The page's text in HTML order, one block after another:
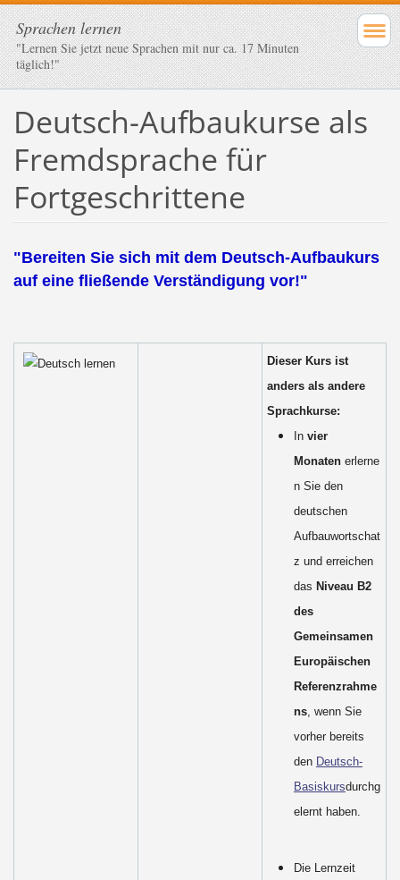
Sprachen lernen
"Lernen Sie jetzt neue Sprachen mit nur ca. 17 Minuten
täglich!"
Deutsch-Aufbaukurse als
Fremdsprache für
Fortgeschrittene
"Bereiten Sie sich mit dem Deutsch-Aufbaukurs
auf eine fließende Verständigung vor!"
Dieser Kurs ist
anders als andere
Sprachkurse:
In vier
Monatenerlerne
n Sie den
deutschen
Aufbauwortschat
z und erreichen
das Niveau B2
des
Gemeinsamen
Europäischen
Referenzrahme
ns, wenn Sie
vorher bereits
den Deutsch-
Basiskursdurchg
elernt haben.
Die Lernzeit